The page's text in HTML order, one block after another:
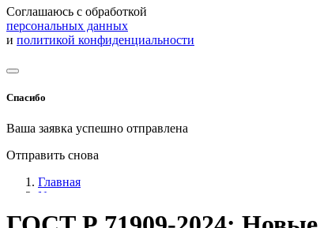
Соглашаюсь с обработкой
персональных данных
и политикой конфиденциальности
Спасибо
Ваша заявка успешно отправлена
Отправить снова
Главная
News